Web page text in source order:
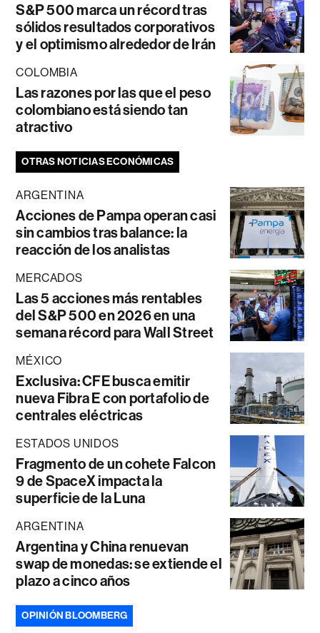
S&P 500 marca un récord tras
sólidos resultados corporativos
y el optimismo alrededor de Irán
COLOMBIA
Las razones por las que el peso
colombiano está siendo tan
atractivo
OTRAS NOTICIAS ECONÓMICAS
ARGENTINA
Acciones de Pampa operan casi
sin cambios tras balance: la
reacción de los analistas
MERCADOS
Las 5 acciones más rentables
del S&P 500 en 2026 en una
semana récord para Wall Street
MÉXICO
Exclusiva: CFE busca emitir
nueva Fibra E con portafolio de
centrales eléctricas
ESTADOS UNIDOS
Fragmento de un cohete Falcon
9 de SpaceX impacta la
superficie de la Luna
ARGENTINA
Argentina y China renuevan
swap de monedas: se extiende el
plazo a cinco años
OPINIÓN BLOOMBERG